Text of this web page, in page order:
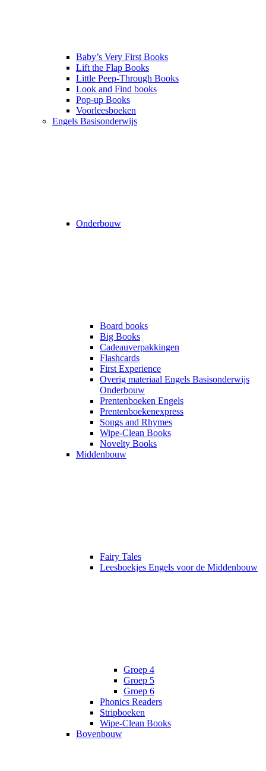
Baby’s Very First Books
Lift the Flap Books
Little Peep-Through Books
Look and Find books
Pop-up Books
Voorleesboeken
Engels Basisonderwijs
Onderbouw
Board books
Big Books
Cadeauverpakkingen
Flashcards
First Experience
Overig materiaal Engels Basisonderwijs
Onderbouw
Prentenboeken Engels
Prentenboekenexpress
Songs and Rhymes
Wipe-Clean Books
Novelty Books
Middenbouw
Fairy Tales
Leesboekjes Engels voor de Middenbouw
Groep 4
Groep 5
Groep 6
Phonics Readers
Stripboeken
Wipe-Clean Books
Bovenbouw